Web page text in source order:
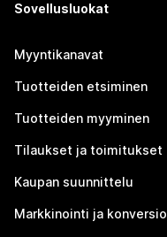
Sovellusluokat
Myyntikanavat
Tuotteiden etsiminen
Tuotteiden myyminen
Tilaukset ja toimitukset
Kaupan suunnittelu
Markkinointi ja konversio